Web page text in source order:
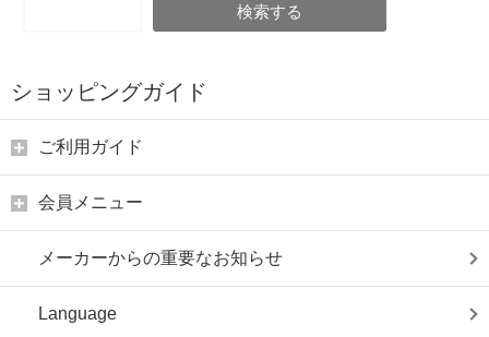
検索する
ショッピングガイド
ご利用ガイド
会員メニュー
メーカーからの重要なお知らせ
Language